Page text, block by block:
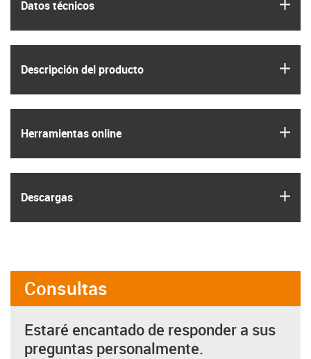
Datos técnicos
Descripción del producto
Herramientas online
Descargas
Consultas
Estaré encantado de responder a sus
preguntas personalmente.